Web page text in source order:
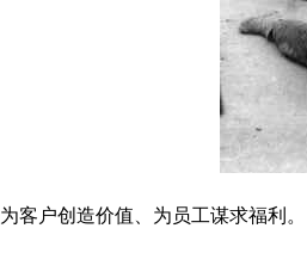
为客户创造价值、为员工谋求福利。